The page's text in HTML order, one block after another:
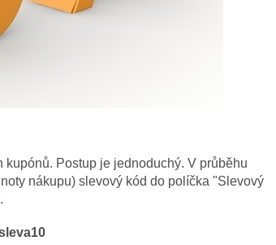
Postup je jednoduchý. V průběhu
nákupu) slevový kód do políčka "Slevový